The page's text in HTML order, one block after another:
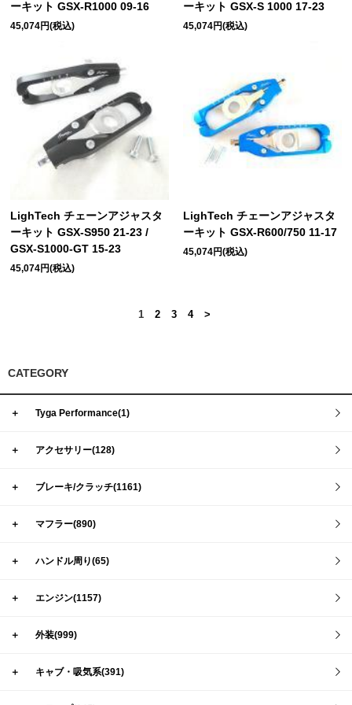
ーキット GSX-R1000 09-16
45,074円(税込)
ーキット GSX-S 1000 17-23
45,074円(税込)
LighTech チェーンアジャスタ
ーキット GSX-S950 21-23 /
GSX-S1000-GT 15-23
45,074円(税込)
LighTech チェーンアジャスタ
ーキット GSX-R600/750 11-17
45,074円(税込)
1 2 3 4 >
CATEGORY
＋ Tyga Performance(1)
＋ アクセサリー(128)
＋ ブレーキ/クラッチ(1161)
＋ マフラー(890)
＋ ハンドル周り(65)
＋ エンジン(1157)
＋ 外装(999)
＋ キャブ・吸気系(391)